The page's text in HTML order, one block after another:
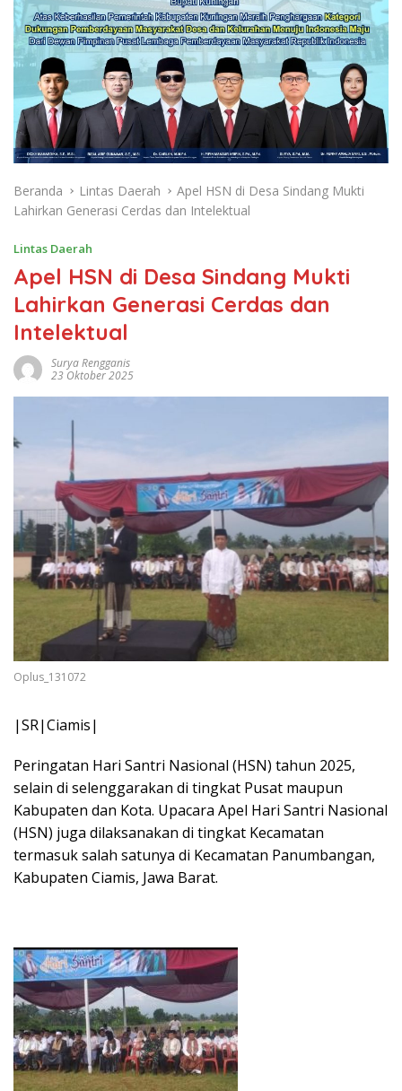
Beranda Lintas Daerah
Apel HSN di Desa Sindang Mukti
Lahirkan Generasi Cerdas dan Intelektual
Lintas Daerah
Apel HSN di Desa Sindang Mukti
Lahirkan Generasi Cerdas dan
Intelektual
Surya Rengganis
23 Oktober 2025
Oplus_131072
|SR|Ciamis|
Peringatan Hari Santri Nasional (HSN) tahun 2025,
selain di selenggarakan di tingkat Pusat maupun
Kabupaten dan Kota. Upacara Apel Hari Santri Nasional
(HSN) juga dilaksanakan di tingkat Kecamatan
termasuk salah satunya di Kecamatan Panumbangan,
Kabupaten Ciamis, Jawa Barat.